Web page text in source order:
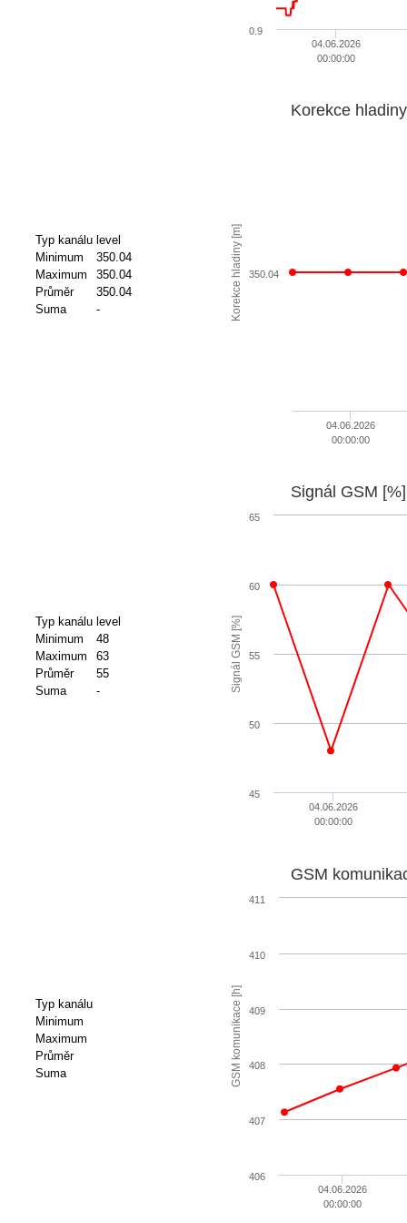
04.06.2026
00:00:00
0.9
Typ kanálu level
Minimum
350.04
Maximum
350.04
Průměr
350.04
Suma
- Korekce hladiny [m]
Korekce
04.06.2026
00:00:00
350.04
Typ kanálu level
Minimum
48
Maximum
63
Průměr
55
Suma
- Signál GSM [%]
Signál GSM [%]
04.06.2026
00:00:00
45
50
55
60
65
Typ kanálu
Minimum
Maximum
Průměr
Suma
GSM komunikace [h]
GSM
04.06.2026
00:00:00
406
407
408
409
410
411